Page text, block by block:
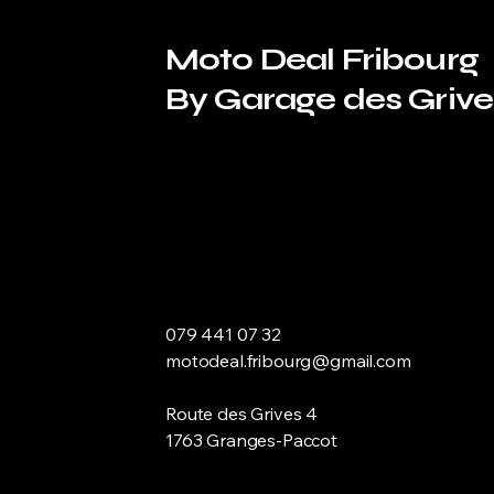
Moto Deal Fribourg
By Garage des
079 441 07 32
motodeal.fribourg@gmail.com
Route des Grives 4
1763 Granges-Paccot